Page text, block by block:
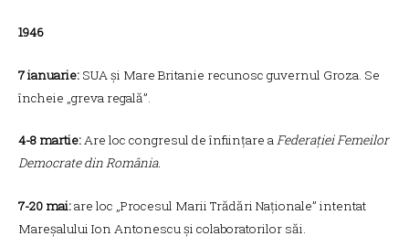
1946
7 ianuarie: SUA și Mare Britanie recunosc guvernul Groza. Se
încheie „greva regală”.
4-8 martie:Are loc congresul de înființare aFederației Femeilor
Democrate din România.
7-20 mai:are loc „Procesul Marii Trădări Naționale” intentat
Mareșalului Ion Antonescu și colaboratorilor săi.